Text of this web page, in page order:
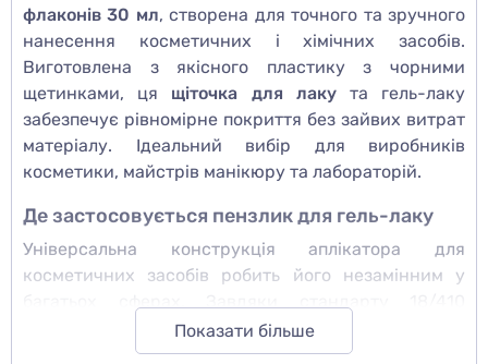
флаконів 30 мл, створена для точного та зручного
нанесення косметичних і хімічних засобів.
Виготовлена з якісного пластику з чорними
щетинками, ця щіточка для лакута гель-лаку
забезпечує рівномірне покриття без зайвих витрат
матеріалу. Ідеальний вибір для виробників
косметики, майстрів манікюру та лабораторій.
Де застосовується пензлик для гель-лаку
Універсальна конструкція аплікатора для
косметичних засобів робить його незамінним у
кісточка щільно сідає на шийку флакона,
гарантуючи герметичність і захист вмісту від
Показати більше